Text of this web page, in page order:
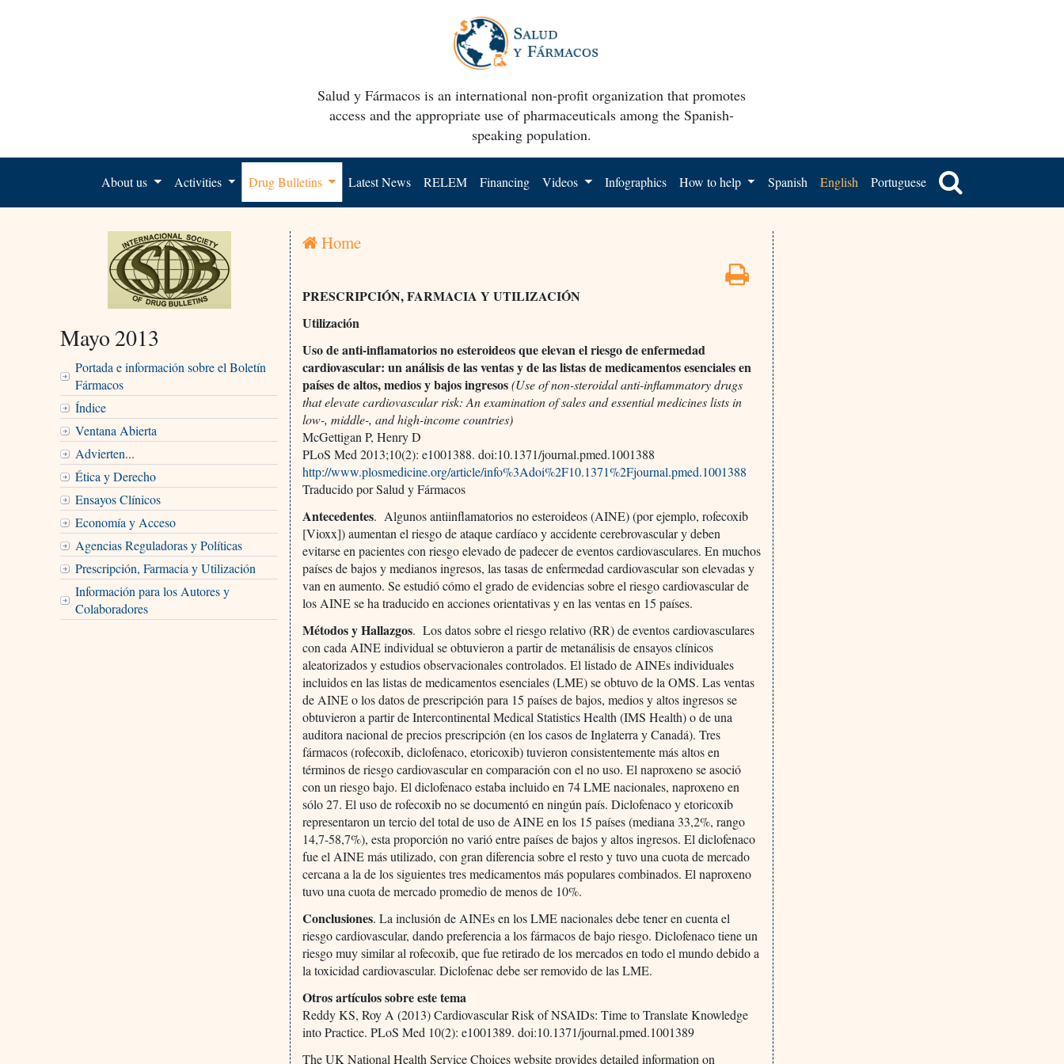
Salud y Fármacos is an international non-profit organization that promotes
access and the appropriate use of pharmaceuticals among the Spanish-
speaking population.
About us Activities Drug Bulletins Latest News RELEM Financing Videos Infographics How to help Spanish English Portuguese
Mayo 2013
Portada e información sobre el Boletín
Fármacos
Índice
Ventana Abierta
Advierten...
Ética y Derecho
Ensayos Clínicos
Economía y Acceso
Agencias Reguladoras y Políticas
Prescripción, Farmacia y Utilización
Información para los Autores y
Colaboradores
Home
PRESCRIPCIÓN, FARMACIA Y UTILIZACIÓN
Utilización
Uso de anti-inflamatorios no esteroideos que elevan el riesgo de enfermedad
cardiovascular: un análisis de las ventas y de las listas de medicamentos esenciales en
países de altos, medios y bajos ingresos (Use of non-steroidal anti-inflammatory drugs
that elevate cardiovascular risk: An examination of sales and essential medicines lists in
low-, middle-, and high-income countries)
McGettigan P, Henry D
PLoS Med 2013;10(2): e1001388. doi:10.1371/journal.pmed.1001388
http://www.plosmedicine.org/article/info%3Adoi%2F10.1371%2Fjournal.pmed.1001388
Traducido por Salud y Fármacos
Antecedentes. Algunos antiinflamatorios no esteroideos (AINE) (por ejemplo, rofecoxib
[Vioxx]) aumentan el riesgo de ataque cardíaco y accidente cerebrovascular y deben
evitarse en pacientes con riesgo elevado de padecer de eventos cardiovasculares. En muchos
países de bajos y medianos ingresos, las tasas de enfermedad cardiovascular son elevadas y
van en aumento. Se estudió cómo el grado de evidencias sobre el riesgo cardiovascular de
los AINE se ha traducido en acciones orientativas y en las ventas en 15 países.
Métodos y Hallazgos. Los datos sobre el riesgo relativo (RR) de eventos cardiovasculares
con cada AINE individual se obtuvieron a partir de metanálisis de ensayos clínicos
aleatorizados y estudios observacionales controlados. El listado de AINEs individuales
incluidos en las listas de medicamentos esenciales (LME) se obtuvo de la OMS. Las ventas
de AINE o los datos de prescripción para 15 países de bajos, medios y altos ingresos se
obtuvieron a partir de Intercontinental Medical Statistics Health (IMS Health) o de una
auditora nacional de precios prescripción (en los casos de Inglaterra y Canadá). Tres
fármacos (rofecoxib, diclofenaco, etoricoxib) tuvieron consistentemente más altos en
términos de riesgo cardiovascular en comparación con el no uso. El naproxeno se asoció
con un riesgo bajo. El diclofenaco estaba incluido en 74 LME nacionales, naproxeno en
sólo 27. El uso de rofecoxib no se documentó en ningún país. Diclofenaco y etoricoxib
representaron un tercio del total de uso de AINE en los 15 países (mediana 33,2%, rango
14,7-58,7%), esta proporción no varió entre países de bajos y altos ingresos. El diclofenaco
fue el AINE más utilizado, con gran diferencia sobre el resto y tuvo una cuota de mercado
cercana a la de los siguientes tres medicamentos más populares combinados. El naproxeno
tuvo una cuota de mercado promedio de menos de 10%.
Conclusiones. La inclusión de AINEs en los LME nacionales debe tener en cuenta el
riesgo cardiovascular, dando preferencia a los fármacos de bajo riesgo. Diclofenaco tiene un
riesgo muy similar al rofecoxib, que fue retirado de los mercados en todo el mundo debido a
la toxicidad cardiovascular. Diclofenac debe ser removido de las LME.
Otros artículos sobre este tema
Reddy KS, Roy A (2013) Cardiovascular Risk of NSAIDs: Time to Translate Knowledge
into Practice. PLoS Med 10(2): e1001389. doi:10.1371/journal.pmed.1001389
The UK National Health Service Choices website provides detailed information on